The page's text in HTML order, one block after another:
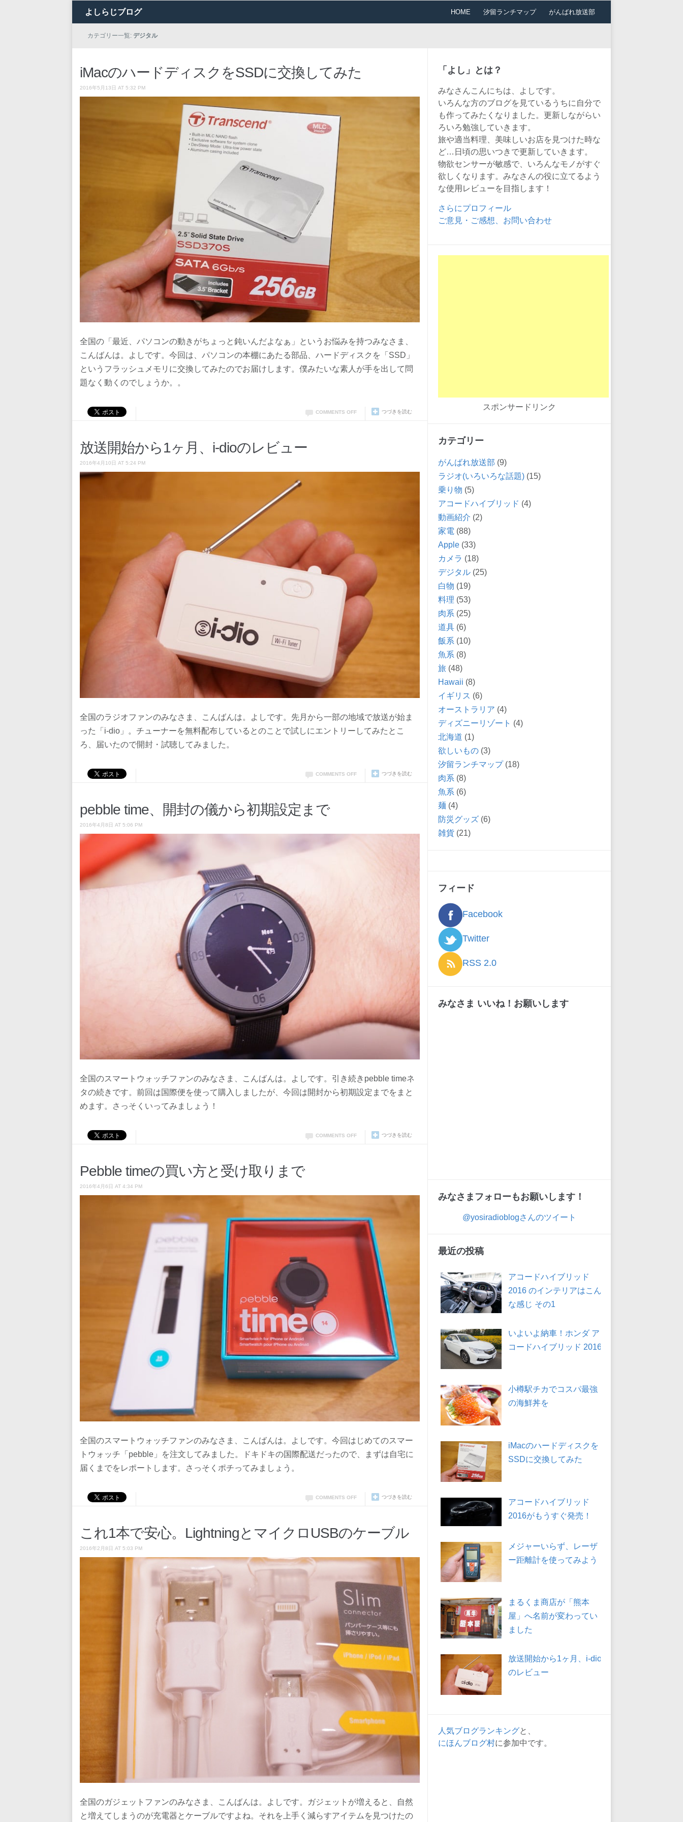
よしらじブログ HOME 汐留ランチマップ がんばれ放送部
カテゴリー一覧: デジタル
iMacのハードディスクをSSDに交換してみた
2016年5月13日 AT 5:32 PM
全国の「最近、パソコンの動きがちょっと鈍いんだよなぁ」というお悩みを持つみなさま、
こんばんは。よしです。今回は、パソコンの本棚にあたる部品、ハードディスクを「SSD」
というフラッシュメモリに交換してみたのでお届けします。僕みたいな素人が手を出して問
題なく動くのでしょうか。。
つづきを読む
COMMENTS OFF
放送開始から1ヶ月、i-dioのレビュー
2016年4月10日 AT 5:24 PM
全国のラジオファンのみなさま、こんばんは。よしです。先月から一部の地域で放送が始ま
った「i-dio」。チューナーを無料配布しているとのことで試しにエントリーしてみたとこ
ろ、届いたので開封・試聴してみました。
つづきを読む
COMMENTS OFF
pebble time、開封の儀から初期設定まで
2016年4月8日 AT 5:06 PM
全国のスマートウォッチファンのみなさま、こんばんは。よしです。引き続きpebble timeネ
タの続きです。前回は国際便を使って購入しましたが、今回は開封から初期設定までをまと
めます。さっそくいってみましょう！
つづきを読む
COMMENTS OFF
Pebble timeの買い方と受け取りまで
2016年4月6日 AT 4:34 PM
全国のスマートウォッチファンのみなさま、こんばんは。よしです。今回はじめてのスマー
トウォッチ「pebble」を注文してみました。ドキドキの国際配送だったので、まずは自宅に
届くまでをレポートします。さっそくポチってみましょう。
つづきを読む
COMMENTS OFF
これ1本で安心。LightningとマイクロUSBのケーブル
2016年2月8日 AT 5:03 PM
全国のガジェットファンのみなさま、こんばんは。よしです。ガジェットが増えると、自然
と増えてしまうのが充電器とケーブルですよね。それを上手く減らすアイテムを見つけたの
「よし」とは？
みなさんこんにちは、よしです。
いろんな方のブログを見ているうちに自分で
も作ってみたくなりました。更新しながらい
ろいろ勉強していきます。
旅や適当料理、美味しいお店を見つけた時な
ど…日頃の思いつきで更新していきます。
物欲センサーが敏感で、いろんなモノがすぐ
欲しくなります。みなさんの役に立てるよう
な使用レビューを目指します！
さらにプロフィール
ご意見・ご感想、お問い合わせ
スポンサードリンク
カテゴリー
がんばれ放送部 (9)
ラジオ(いろいろな話題) (15)
乗り物 (5)
アコードハイブリッド (4)
動画紹介 (2)
家電 (88)
Apple (33)
カメラ (18)
デジタル (25)
白物 (19)
料理 (53)
肉系 (25)
道具 (6)
飯系 (10)
魚系 (8)
旅 (48)
Hawaii (8)
イギリス (6)
オーストラリア (4)
ディズニーリゾート (4)
北海道 (1)
欲しいもの (3)
汐留ランチマップ(18)
肉系 (8)
魚系 (6)
麺 (4)
防災グッズ (6)
雑貨 (21)
フィード
Facebook
Twitter
RSS 2.0
みなさま いいね！お願いします
みなさまフォローもお願いします！
@yosiradioblogさんのツイート
最近の投稿
アコードハイブリッド
2016 のインテリアはこん
な感じ その1
いよいよ納車！ホンダ ア
コードハイブリッド 2016
小樽駅チカでコスパ最強
の海鮮丼を
iMacのハードディスクを
SSDに交換してみた
アコードハイブリッド
2016がもうすぐ発売！
メジャーいらず、レーザ
ー距離計を使ってみよう
まるくま商店が「熊本
屋」へ名前が変わってい
ました
放送開始から1ヶ月、i-dio
のレビュー
人気ブログランキングと、
にほんブログ村に参加中です。